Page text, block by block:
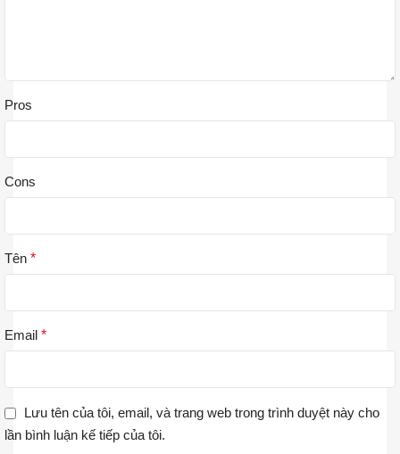
Pros
Cons
Tên *
Email *
Lưu tên của tôi, email, và trang web trong trình duyệt này cho
lần bình luận kế tiếp của tôi.